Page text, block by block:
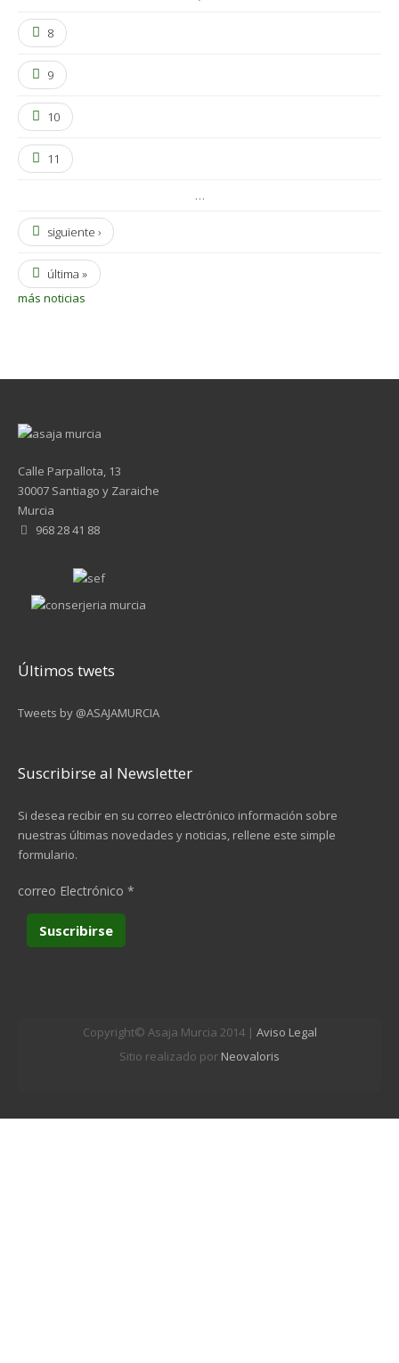
8
9
10
11
…
siguiente ›
última »
más noticias
Calle Parpallota, 13
30007 Santiago y Zaraiche
Murcia
968 28 41 88
Últimos twets
Tweets by @ASAJAMURCIA
Suscribirse al Newsletter
Si desea recibir en su correo electrónico información sobre
nuestras últimas novedades y noticias, rellene este simple
formulario.
correo Electrónico *
Copyright© Asaja Murcia 2014 | Aviso Legal
Sitio realizado por Neovaloris